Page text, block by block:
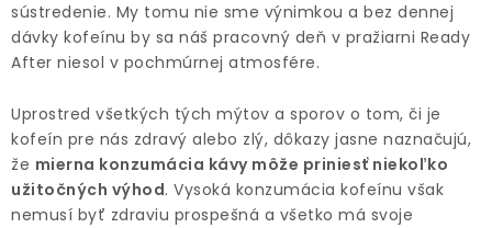
ZĽAVNENÉ PRODUKTY
DARČEKOVÉ BALENIA
SIRUPY
sústredenie. My tomu nie sme výnimkou a bez dennej
dávky kofeínu by sa náš pracovný deň v pražiarni Ready
After niesol v pochmúrnej atmosfére.
Uprostred všetkých tých mýtov a sporov o tom, či je
kofeín pre nás zdravý alebo zlý, dôkazy jasne naznačujú,
že mierna konzumácia kávy môže priniesť niekoľko
užitočných výhod. Vysoká konzumácia kofeínu však
nemusí byť zdraviu prospešná a všetko má svoje